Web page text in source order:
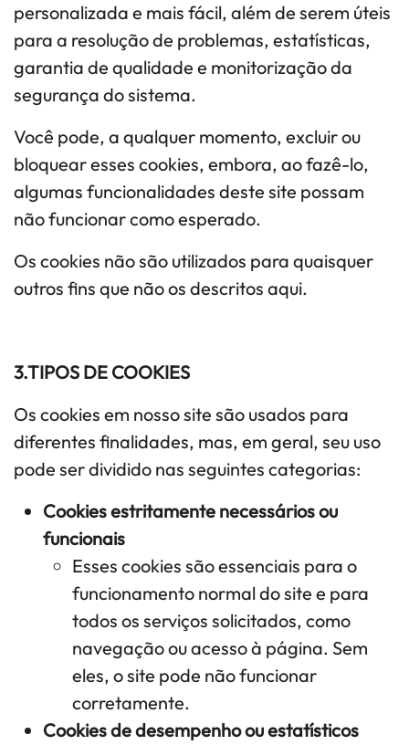
personalizada e mais fácil, além de serem úteis
para a resolução de problemas, estatísticas,
garantia de qualidade e monitorização da
segurança do sistema.
Você pode, a qualquer momento, excluir ou
bloquear esses cookies, embora, ao fazê-lo,
algumas funcionalidades deste site possam
não funcionar como esperado.
Os cookies não são utilizados para quaisquer
outros fins que não os descritos aqui.
3.TIPOS DE COOKIES
Os cookies em nosso site são usados ​​para
diferentes finalidades, mas, em geral, seu uso
pode ser dividido nas seguintes categorias:
Cookies estritamente necessários ou
funcionais
Esses cookies são essenciais para o
funcionamento normal do site e para
todos os serviços solicitados, como
navegação ou acesso à página. Sem
eles, o site pode não funcionar
corretamente.
Cookies de desempenho ou estatísticos